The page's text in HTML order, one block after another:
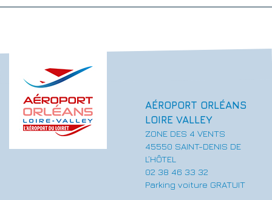
AÉROPORT ORLÉANS
LOIRE VALLEY
ZONE DES 4 VENTS
45550 SAINT-DENIS DE
L’HÔTEL
02 38 46 33 32
Parking voiture GRATUIT